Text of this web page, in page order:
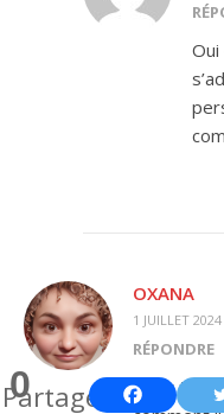
0
Partages
OXANA
1 JUILLET
RÉPONDRE
C’est